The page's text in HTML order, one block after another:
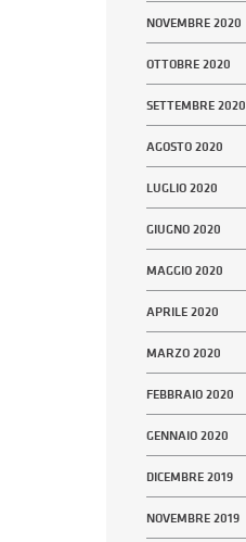
NOVEMBRE 2020
OTTOBRE 2020
SETTEMBRE 2020
AGOSTO 2020
LUGLIO 2020
GIUGNO 2020
MAGGIO 2020
APRILE 2020
MARZO 2020
FEBBRAIO 2020
GENNAIO 2020
DICEMBRE 2019
NOVEMBRE 2019